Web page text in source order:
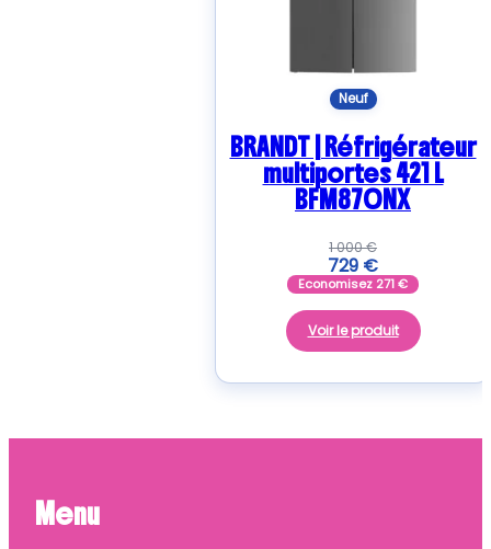
Neuf
BRANDT | Réfrigérateur
multiportes 421 L
BFM870NX
1 000€
729 €
Economisez 271€
Voir le produit
Menu